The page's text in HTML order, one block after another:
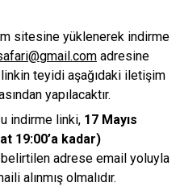
sitesine yüklenerek indirme
adresine
teyidi aşağıdaki iletişim
yapılacaktır.
indirme linki, 17 Mayıs
19:00’a kadar)
belirtilen adrese email yoluyla
alınmış olmalıdır.